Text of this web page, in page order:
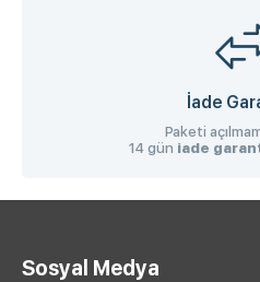
İade
Paketi
14 gün iade
Sosyal Medya